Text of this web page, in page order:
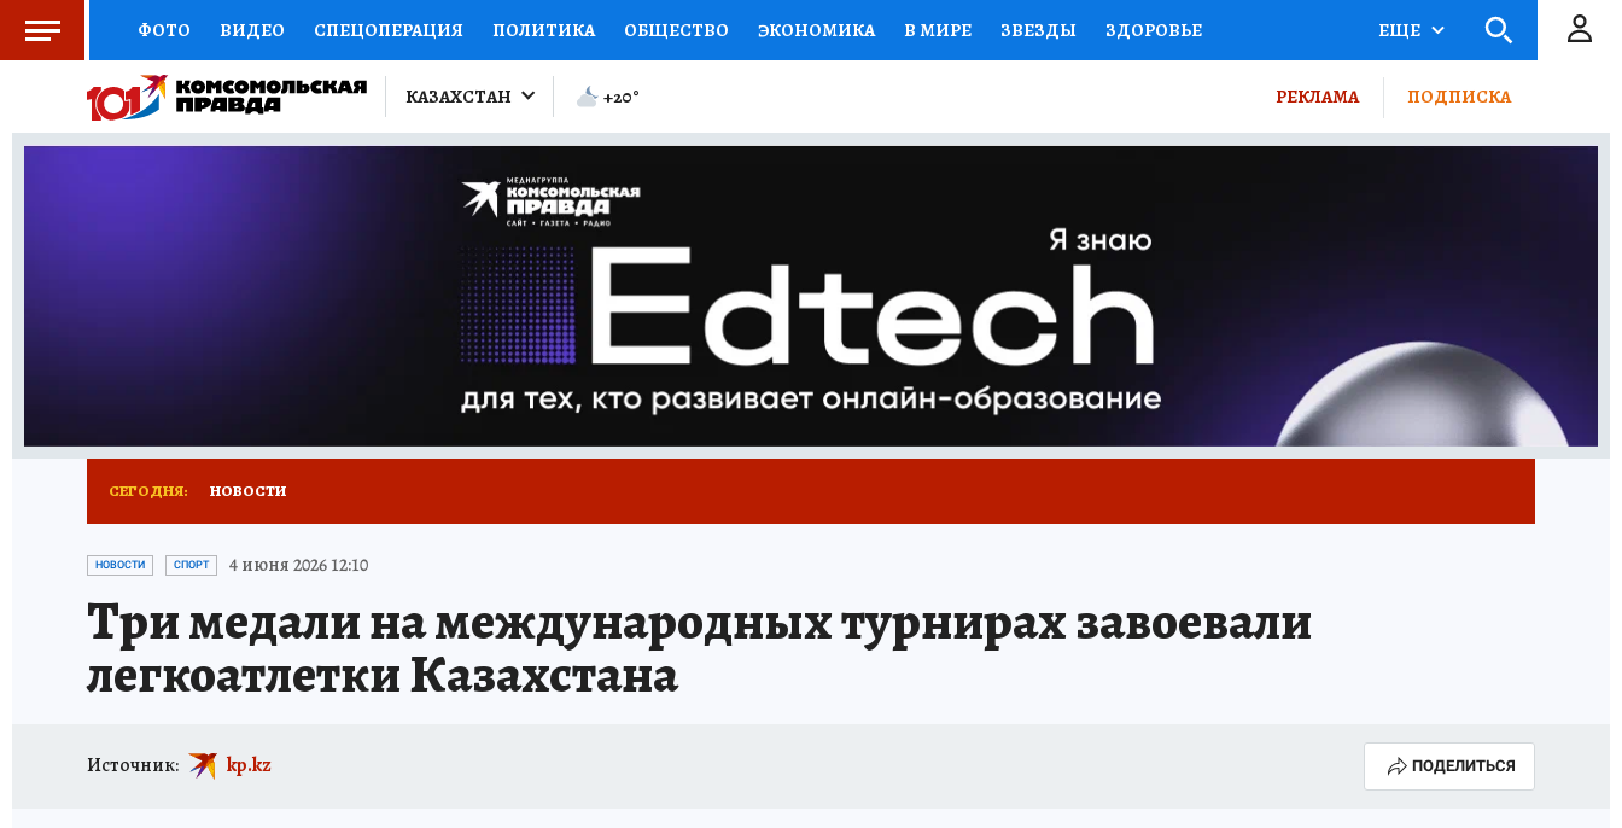
ФОТО ВИДЕО СПЕЦОПЕРАЦИЯ ПОЛИТИКА ОБЩЕСТВО ЭКОНОМИКА В МИРЕ ЗВЕЗДЫ ЗДОРОВЬЕ
КИТАЙСКИЙ ВЗГЛЯД НАУКА КИТАЙСКИЙ ВЗГЛЯД ВЫБОР ЭКСПЕРТОВ
ДОКТОР ОТКРЫВАЕМ МИР СЕМЬЯ ЖЕНСКИЕ СЕКРЕТЫ КНИЖНАЯ ПОЛКА ПРОГНОЗЫ НА СПОРТ ПРОМОКОДЫ
ДЕФИЦИТ ЖЕЛЕЗА
ВСЕ О КП РАДИО КП РЕКЛАМА ТЕСТЫ
ЕЩЕ
КАЗАХСТАН +20° РЕКЛАМА ПОДПИСКА
СЕГОДНЯ: НОВОСТИ
НОВОСТИ СПОРТ 4 июня 2026 12:10
Три медали на международных турнирах завоевали
легкоатлетки Казахстана
Источник: kp.kz ПОДЕЛИТЬСЯ